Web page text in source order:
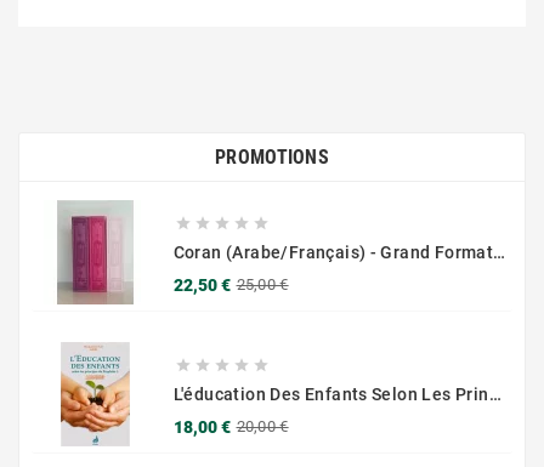
PROMOTIONS
    
Coran (Arabe/Français) - Grand Format 17x25 - Couverture Daim - Pages Dorées
22,50 € 25,00 €
    
L'éducation Des Enfants Selon Les Principes Du Prophète Sws
18,00 € 20,00 €